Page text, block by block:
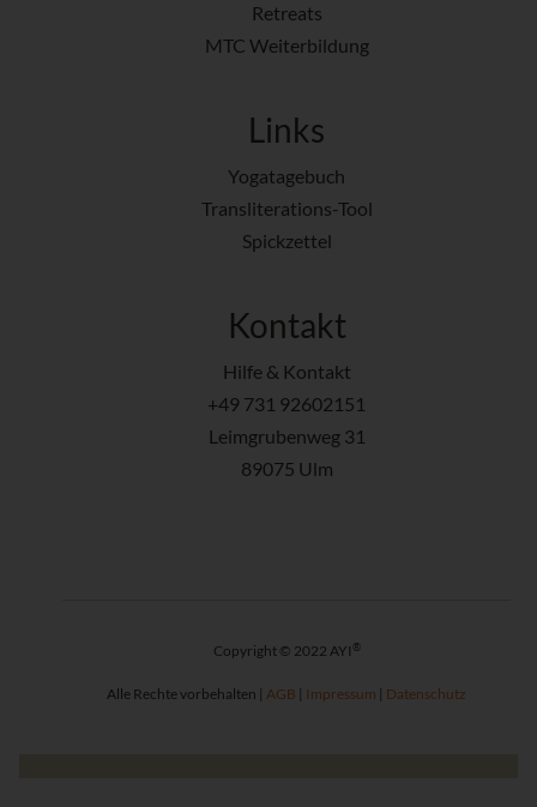
Retreats
MTC Weiterbildung
Links
Yogatagebuch
Transliterations-Tool
Spickzettel
Kontakt
Hilfe & Kontakt
+49 731 92602151
Leimgrubenweg 31
89075 Ulm
Copyright © 2022 AYI ®
Alle Rechte vorbehalten | AGB | Impressum | Datenschutz